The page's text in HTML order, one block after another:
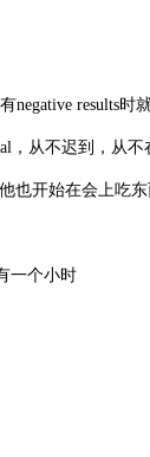
results时
，从不迟到，从不
也开始在会上吃东
一个小时